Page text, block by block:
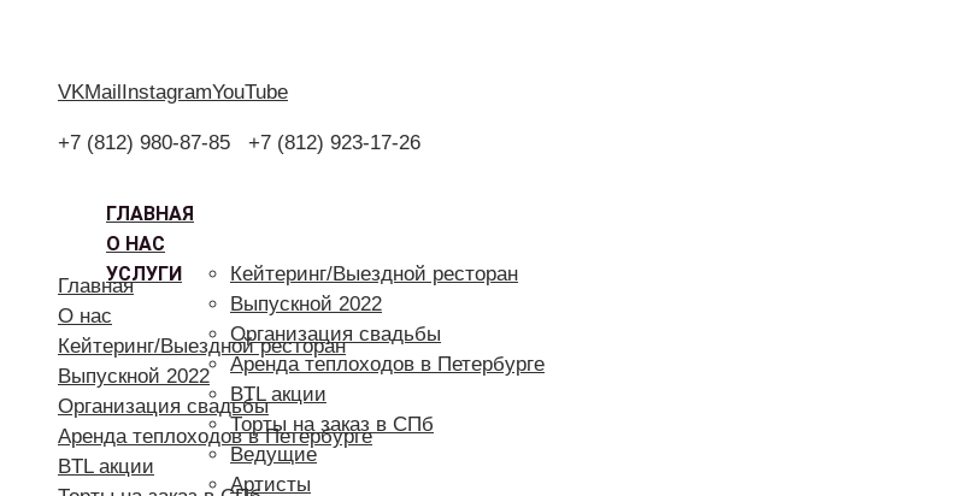
VKMailInstagramYouTube
+7 (812) 980-87-85 +7 (812) 923-17-26
ГЛАВНАЯ
О НАС
УСЛУГИ
Кейтеринг/Выездной ресторан
Выпускной 2022
Организация свадьбы
Аренда теплоходов в Петербурге
BTL акции
Торты на заказ в СПб
Ведущие
Артисты
Главная
О нас
Кейтеринг/Выездной ресторан
Выпускной 2022
Организация свадьбы
Аренда теплоходов в Петербурге
BTL акции